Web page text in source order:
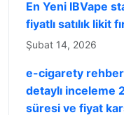
En Yeni IBVape
fiyatlı satılık likit
Şubat 14, 2026
e-cigarety
detaylı inceleme
süresi ve fiyat